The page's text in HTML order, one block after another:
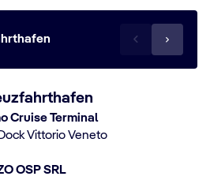
Cruise Terminal
Vittorio Veneto
OSP SRL